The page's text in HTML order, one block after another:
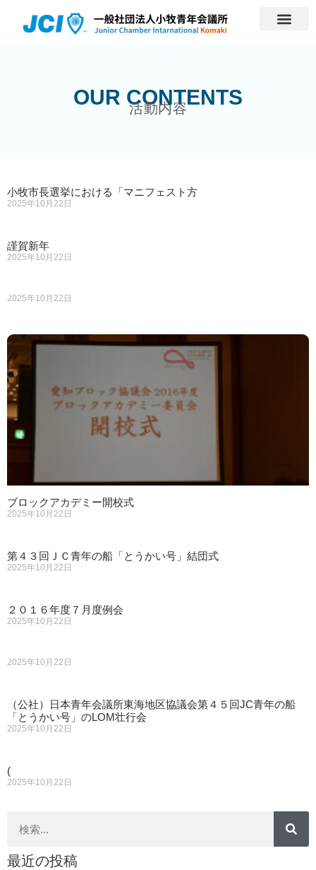
OUR CONTENTS
活動内容
小牧市長選挙における「マニフェスト方
2025年10月22日
謹賀新年
2025年10月22日
2025年10月22日
ブロックアカデミー開校式
2025年10月22日
第４３回ＪＣ青年の船「とうかい号」結団式
2025年10月22日
２０１６年度７月度例会
2025年10月22日
2025年10月22日
（公社）日本青年会議所東海地区協議会第４５回JC青年の船
「とうかい号」のLOM壮行会
2025年10月22日
(
2025年10月22日
最近の投稿